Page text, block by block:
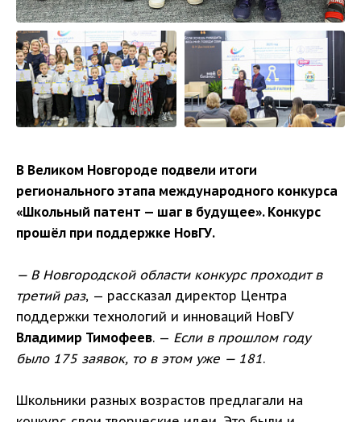
В Великом Новгороде подвели итоги
регионального этапа международного конкурса
«Школьный патент — шаг в будущее». Конкурс
прошёл при поддержке НовГУ.
— В Новгородской области конкурс проходит в
третий раз, — рассказал директор Центра
поддержки технологий и инноваций НовГУ
Владимир Тимофеев. — Если в прошлом году
было 175 заявок, то в этом уже — 181.
Школьники разных возрастов предлагали на